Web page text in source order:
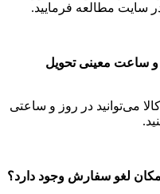
سایت مطالعه فرمایید.
و ساعت معینی تحویل
‌می‌توانید در روز و ساعتی